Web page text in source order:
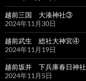
越前三国 大湊神社③
2024年11月30日
越前武生 総社大神宮④
2024年11月19日
越前坂井 下兵庫春日神社
2024年11月5日